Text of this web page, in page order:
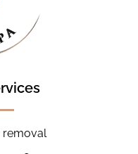
removal